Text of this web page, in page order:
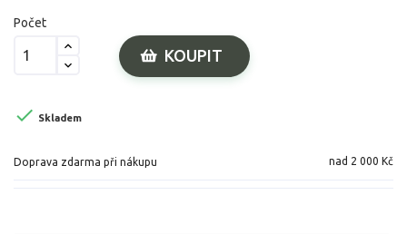
Počet
KOUPIT
 Skladem
Doprava zdarma při nákupu nad 2 000 Kč